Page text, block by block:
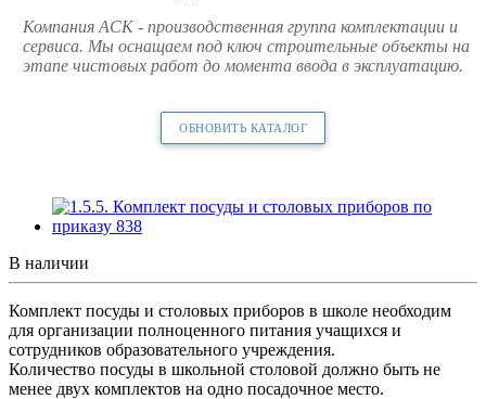
Компания АСК - производственная группа комплектации и
сервиса. Мы оснащаем под ключ строительные объекты на
этапе чистовых работ до момента ввода в эксплуатацию.
ОБНОВИТЬ КАТАЛОГ
В наличии
Комплект посуды и столовых приборов в школе необходим
для организации полноценного питания учащихся и
сотрудников образовательного учреждения.
Количество посуды в школьной столовой должно быть не
менее двух комплектов на одно посадочное место.